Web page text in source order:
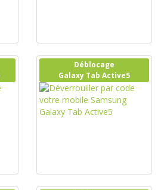
Déblocage
Galaxy Tab Active5